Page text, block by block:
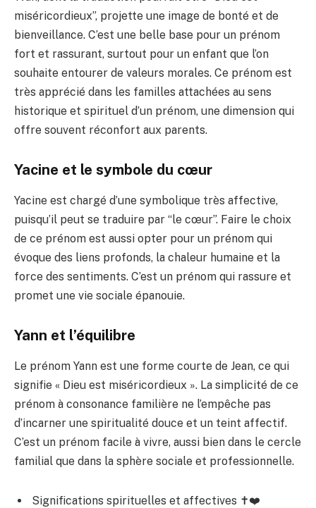
miséricordieux”, projette une image de bonté et de
bienveillance. C’est une belle base pour un prénom
fort et rassurant, surtout pour un enfant que l’on
souhaite entourer de valeurs morales. Ce prénom est
très apprécié dans les familles attachées au sens
historique et spirituel d’un prénom, une dimension qui
offre souvent réconfort aux parents.
Yacine et le symbole du cœur
Yacine est chargé d’une symbolique très affective,
puisqu’il peut se traduire par “le cœur”. Faire le choix
de ce prénom est aussi opter pour un prénom qui
évoque des liens profonds, la chaleur humaine et la
force des sentiments. C’est un prénom qui rassure et
promet une vie sociale épanouie.
Yann et l’équilibre
Le prénom Yann est une forme courte de Jean, ce qui
signifie « Dieu est miséricordieux ». La simplicité de ce
prénom à consonance familière ne l’empêche pas
d’incarner une spiritualité douce et un teint affectif.
C’est un prénom facile à vivre, aussi bien dans le cercle
familial que dans la sphère sociale et professionnelle.
Significations spirituelles et affectives ✝️❤️